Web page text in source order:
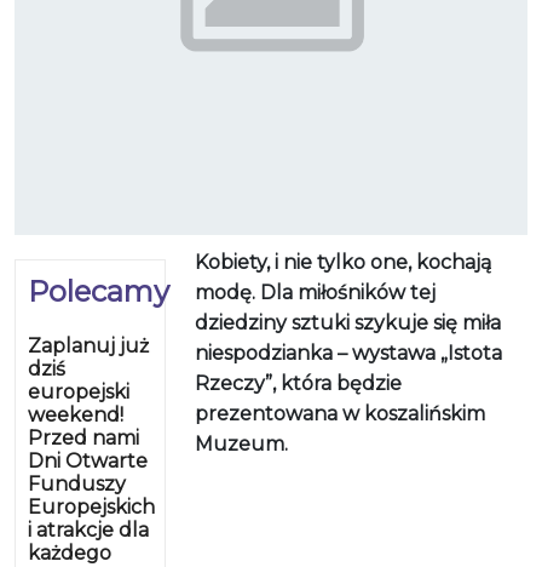
Polecamy
Zaplanuj już
dziś
europejski
weekend!
Przed nami
Dni Otwarte
Funduszy
Europejskich
i atrakcje dla
każdego
Kobiety, i nie tylko one, kochają
modę. Dla miłośników tej
dziedziny sztuki szykuje się miła
niespodzianka – wystawa „Istota
Rzeczy”, która będzie
prezentowana w koszalińskim
Muzeum.